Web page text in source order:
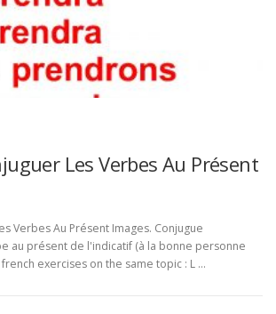
Les Verbes Au Présent
Verbes Au Présent Images. Conjugue
au présent de l'indicatif (à la bonne personne
exercises on the same topic : L …